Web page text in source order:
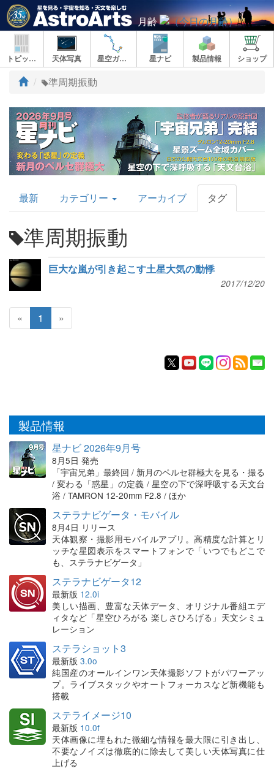
月齢
トピックス 天体写真 星空ガイド 星ナビ 製品情報 ショップ
ト
プ
準周期振動
AstroArts
Topics
最新 カテゴリー アーカイブ タグ
準周期振動
巨大な嵐が引き起こす土星大気の動悸
2017/12/20
« 1 »
製品情報
星ナビ 2026年9月号
8月5日 発売
「宇宙兄弟」最終回 / 新月のペルセ群極大を見る・撮る
/ 変わる「惑星」の定義 / 星空の下で深呼吸する天文台
浴 / TAMRON 12-20mm F2.8 / ほか
ステラナビゲータ・モバイル
8月4日 リリース
天体観察・撮影用モバイルアプリ。高精度な計算とリ
ッチな星図表示をスマートフォンで「いつでもどこで
も、ステラナビゲータ」
ステラナビゲータ12
最新版 12.0i
美しい描画、豊富な天体データ、オリジナル番組エデ
ィタなど「星空ひろがる 楽しさひろげる」天文シミュ
レーション
ステラショット3
最新版 3.0o
純国産のオールインワン天体撮影ソフトがパワーアッ
プ。ライブスタックやオートフォーカスなど新機能も
搭載
ステライメージ10
最新版 10.0f
天体画像に埋もれた微細な情報を最大限に引き出し、
不要なノイズは徹底的に除去して美しい天体写真に仕
上げる